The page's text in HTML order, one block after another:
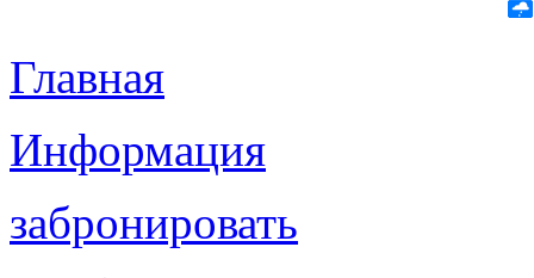
Главная
Информация
забронировать